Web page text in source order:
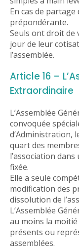
En cas de
prépondérante.
Seuls ont droit de
jour de leur
l’assemblée.
Article 16 –
Extraordinaire
L’Assemblée
convoquée
d’Administration,
quart des
l’association
fixée.
Elle a seule
modification des
dissolution de
L’Assemblée
au moins la
présents ou
assemblées.